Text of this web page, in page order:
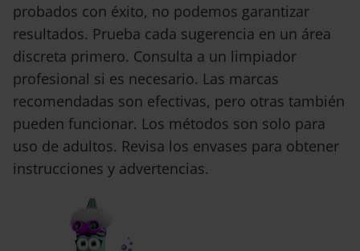
probados con éxito, no podemos garantizar
resultados. Prueba cada sugerencia en un área
discreta primero. Consulta a un limpiador
profesional si es necesario. Las marcas
recomendadas son efectivas, pero otras también
pueden funcionar. Los métodos son solo para
uso de adultos. Revisa los envases para obtener
instrucciones y advertencias.